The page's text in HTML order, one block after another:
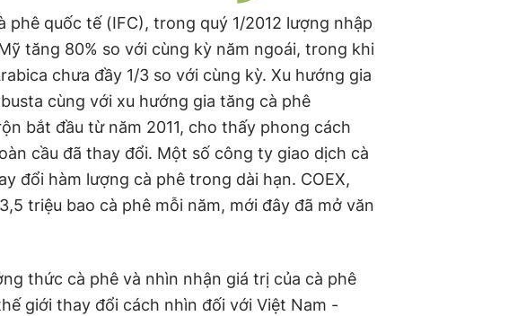
phê quốc tế (IFC), trong quý 1/2012 lượng nhập
tăng 80% so với cùng kỳ năm ngoái, trong khi
chưa đầy 1/3 so với cùng kỳ. Xu hướng gia
cùng với xu hướng gia tăng cà phê
bắt đầu từ năm 2011, cho thấy phong cách
cầu đã thay đổi. Một số công ty giao dịch cà
đổi hàm lượng cà phê trong dài hạn. COEX,
triệu bao cà phê mỗi năm, mới đây đã mở văn
thức cà phê và nhìn nhận giá trị của cà phê
giới thay đổi cách nhìn đối với Việt Nam -